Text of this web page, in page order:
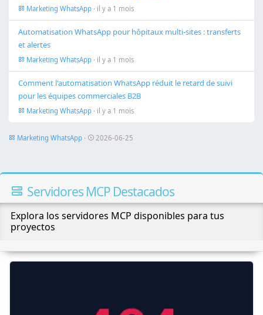
Marketing WhatsApp · il y a 1 mois
Automatisation WhatsApp pour hôpitaux multi-sites : transferts
et alertes
Marketing WhatsApp · il y a 1 mois
Comment l'automatisation WhatsApp réduit le retard de suivi
pour les équipes commerciales B2B
Marketing WhatsApp · il y a 1 mois
Marketing WhatsApp · 2026-06-25
Servidores MCP Destacados
Explora los servidores MCP disponibles para tus
proyectos